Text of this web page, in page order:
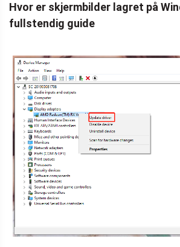
Hvor er skjermbilder lagret på
fullstendig guide